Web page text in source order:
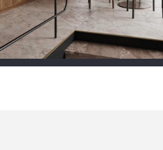
Посмотреть все проекты